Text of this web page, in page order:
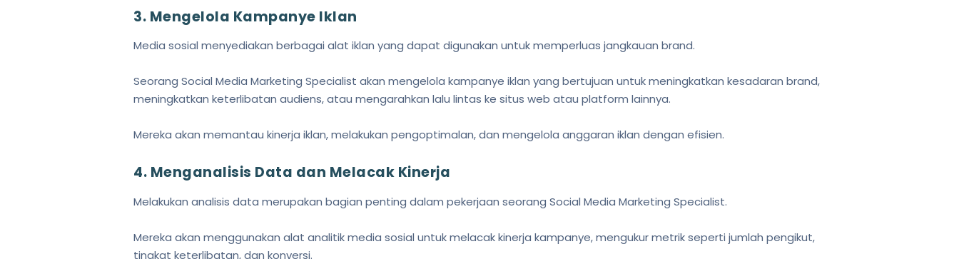
3. Mengelola Kampanye Iklan
Media sosial menyediakan berbagai alat iklan yang dapat digunakan untuk memperluas jangkauan brand.
Seorang Social Media Marketing Specialist akan mengelola kampanye iklan yang bertujuan untuk meningkatkan kesadaran brand,
meningkatkan keterlibatan audiens, atau mengarahkan lalu lintas ke situs web atau platform lainnya.
Mereka akan memantau kinerja iklan, melakukan pengoptimalan, dan mengelola anggaran iklan dengan efisien.
4. Menganalisis Data dan Melacak Kinerja
Melakukan analisis data merupakan bagian penting dalam pekerjaan seorang Social Media Marketing Specialist.
Mereka akan menggunakan alat analitik media sosial untuk melacak kinerja kampanye, mengukur metrik seperti jumlah pengikut,
tingkat keterlibatan, dan konversi.